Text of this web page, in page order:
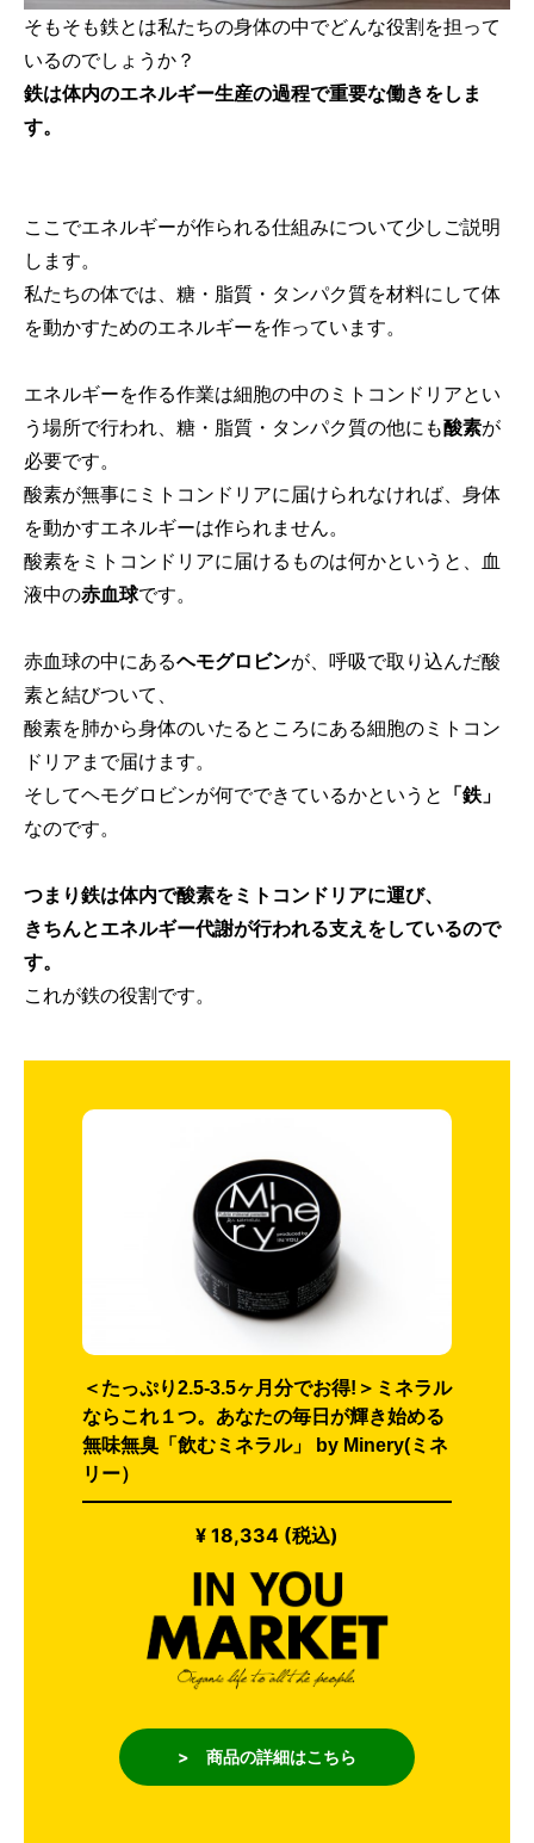
そもそも鉄とは私たちの身体の中でどんな役割を担って
いるのでしょうか？
鉄は体内のエネルギー生産の過程で重要な働きをしま
す。
ここでエネルギーが作られる仕組みについて少しご説明
します。
私たちの体では、糖・脂質・タンパク質を材料にして体
を動かすためのエネルギーを作っています。
エネルギーを作る作業は細胞の中のミトコンドリアとい
う場所で行われ、糖・脂質・タンパク質の他にも酸素が
必要です。
酸素が無事にミトコンドリアに届けられなければ、身体
を動かすエネルギーは作られません。
酸素をミトコンドリアに届けるものは何かというと、血
液中の赤血球です。
赤血球の中にあるヘモグロビンが、呼吸で取り込んだ酸
素と結びついて、
酸素を肺から身体のいたるところにある細胞のミトコン
ドリアまで届けます。
そしてヘモグロビンが何でできているかというと 「鉄」
なのです。
つまり鉄は体内で酸素をミトコンドリアに運び、
きちんとエネルギー代謝が行われる支えをしているので
す。
これが鉄の役割です。
＜たっぷり2.5-3.5ヶ月分でお得!＞ミネラル
ならこれ１つ。あなたの毎日が輝き始める
無味無臭「飲むミネラル」 by Minery(ミネ
リー）
¥ 18,334 (税込)
> 商品の詳細はこちら